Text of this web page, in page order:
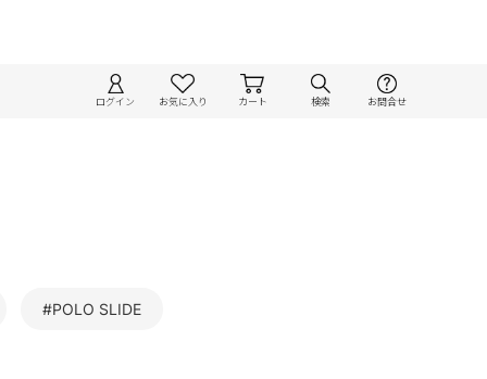
ログイン お気に入り カート 検索 お問合せ
#POLO SLIDE